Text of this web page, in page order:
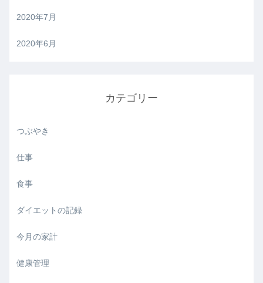
2020年7月
2020年6月
カテゴリー
つぶやき
仕事
食事
ダイエットの記録
今月の家計
健康管理